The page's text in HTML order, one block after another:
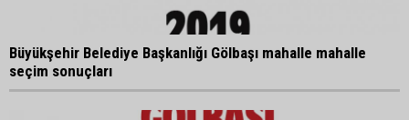
Büyükşehir Belediye Başkanlığı Gölbaşı mahalle mahalle
seçim sonuçları